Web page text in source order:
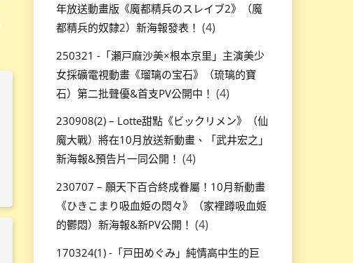
年放送動畫版《魔都精兵のスレイブ2》（魔
都精兵的奴隸2）新海報發表！ (4)
250321 -「瀬戸麻沙美×根本京里」主演美少
女採礦電視動畫《瑠璃の宝石》（琉璃的寶
石）第二批聲優&首支PV公開中！ (4)
230908(2) – Lotte甜點《ビックリメン》（仙
魔大戰）將在10月放送新動畫、「武井宏之」
新海報&預告片一同公開！ (4)
230707 – 願天下百合終成眷屬！10月新動畫
《ひきこまり吸血姫の悶々》（家裡蹲吸血姬
的鬱悶）新海報&新PV公開！ (4)
170324(1) -「戸田めぐみ」純情高中生的巨